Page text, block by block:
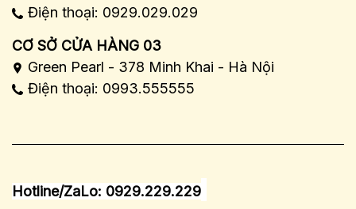
Điện thoại: 0929.029.029
CƠ SỞ CỬA HÀNG 03
Green Pearl - 378 Minh Khai - Hà Nội
Điện thoại: 0993.555555
Hotline/ZaLo: 0929.229.229